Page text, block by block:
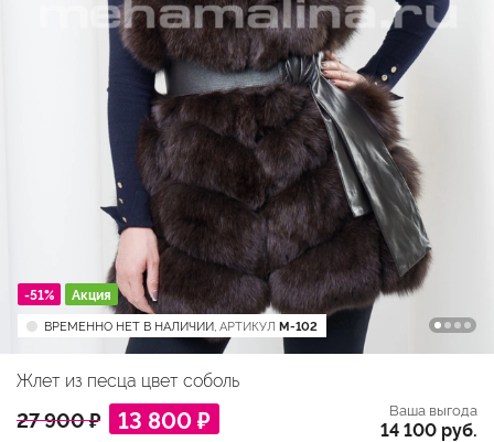
-51% Акция
ВРЕМЕННО НЕТ В НАЛИЧИИ, АРТИКУЛ M-102
Жлет из песца цвет соболь
27 900 ₽ 13 800 ₽ Ваша выгода
14 100 руб.